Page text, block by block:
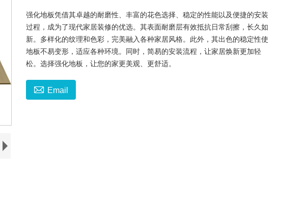
强化地板凭借其卓越的耐磨性、丰富的花色选择、稳定的性能以及便捷的安装
过程，成为了现代家居装修的优选。其表面耐磨层有效抵抗日常刮擦，长久如
新。多样化的纹理和色彩，完美融入各种家居风格。此外，其出色的稳定性使
地板不易变形，适应各种环境。同时，简易的安装流程，让家居焕新更加轻
松。选择强化地板，让您的家更美观、更舒适。
 Email